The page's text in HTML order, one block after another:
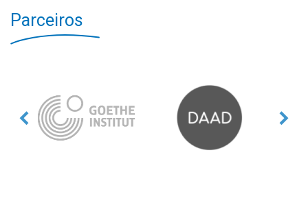
Parceiros